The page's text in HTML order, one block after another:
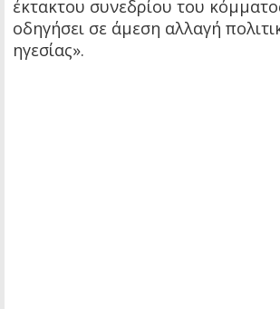
έκτακτου συνεδρίου του
οδηγήσει σε άμεση αλλαγή
ηγεσίας».